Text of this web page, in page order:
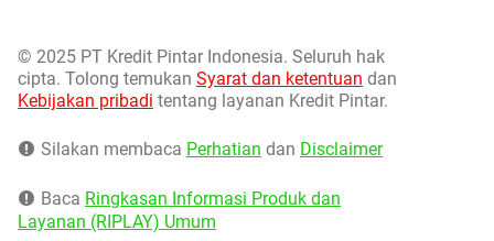
© 2025 PT Kredit Pintar Indonesia. Seluruh hak
cipta. Tolong temukan Syarat dan ketentuan dan
Kebijakan pribadi tentang layanan Kredit Pintar.
Silakan membaca Perhatian dan Disclaimer
Baca Ringkasan Informasi Produk dan
Layanan (RIPLAY) Umum